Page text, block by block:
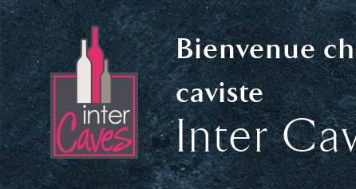
Bienvenue
caviste
Inter